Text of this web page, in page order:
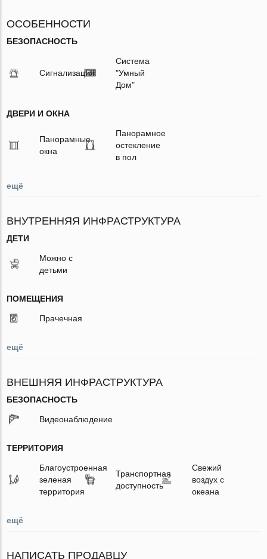
ОСОБЕННОСТИ
БЕЗОПАСНОСТЬ
Сигнализация
Система
"Умный
Дом"
ДВЕРИ И ОКНА
Панорамные
окна
Панорамное
остекление
в пол
ещё
ВНУТРЕННЯЯ ИНФРАСТРУКТУРА
ДЕТИ
Можно с
детьми
ПОМЕЩЕНИЯ
Прачечная
ещё
ВНЕШНЯЯ ИНФРАСТРУКТУРА
БЕЗОПАСНОСТЬ
Видеонаблюдение
ТЕРРИТОРИЯ
Благоустроенная
зеленая
территория
Транспортная
доступность
Свежий
воздух с
океана
ещё
НАПИСАТЬ ПРОДАВЦУ